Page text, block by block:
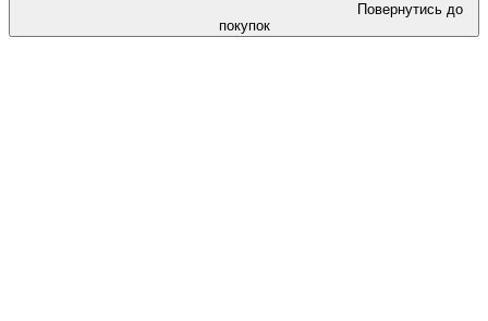
Повернутись до
покупок